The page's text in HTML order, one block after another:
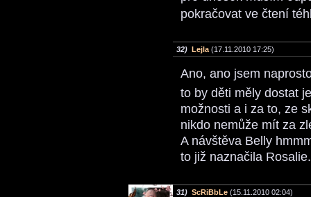
pokračovat ve čtení
32) Lejla (17.11.2010 17:25)
Ano, ano jsem
to by děti měly dostat
možnosti a i za to, ze
nikdo nemůže mít za
A návštěva Belly
to již naznačila
31) ScRiBbLe (15.11.2010 02:04)